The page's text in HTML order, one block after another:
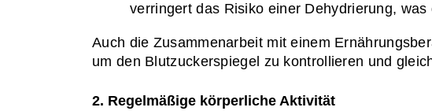
verringert das Risiko einer Dehydrierung,
Auch die Zusammenarbeit mit einem
um den Blutzuckerspiegel zu kontrollieren und
2. Regelmäßige körperliche Aktivität